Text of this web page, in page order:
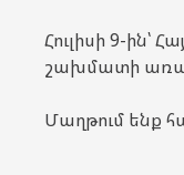
Հուլիսի 9-ին՝
շախմատի
Մաղթում ենք